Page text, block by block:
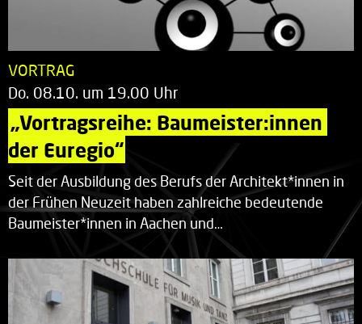
VORTRAG
Do. 08.10. um 19.00 Uhr
„Vortragsreihe: Baumeister:innen
der Euregio“
Seit der Ausbildung des Berufs der Architekt*innen in
der Frühen Neuzeit haben zahlreiche bedeutende
Baumeister*innen in Aachen und…